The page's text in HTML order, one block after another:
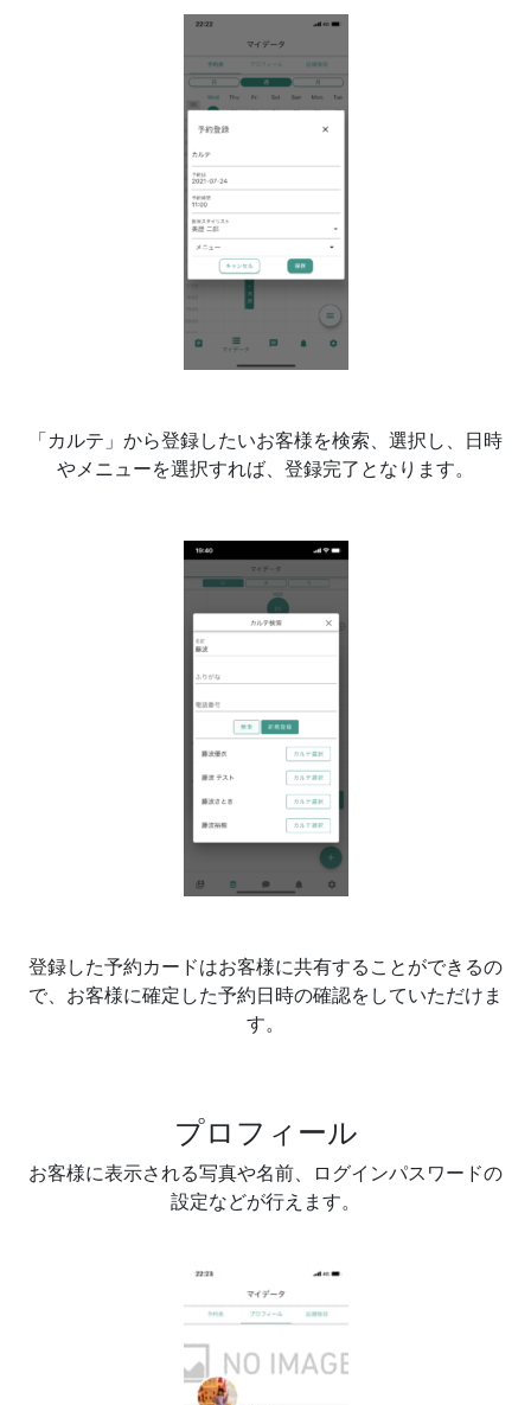
「カルテ」から登録したいお客様を検索、選択し、日時
やメニューを選択すれば、登録完了となります。
登録した予約カードはお客様に共有することができるの
で、お客様に確定した予約日時の確認をしていただけま
す。
プロフィール
お客様に表示される写真や名前、ログインパスワードの
設定などが行えます。